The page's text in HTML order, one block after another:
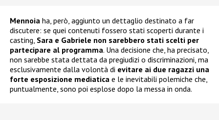
Mennoia ha, però, aggiunto un dettaglio destinato a far
discutere: se quei contenuti fossero stati scoperti durante i
casting, Sara e Gabriele non sarebbero stati scelti per
partecipare al programma. Una decisione che, ha precisato,
non sarebbe stata dettata da pregiudizi o discriminazioni, ma
esclusivamente dalla volontà di evitare ai due ragazzi una
forte esposizione mediatica e le inevitabili polemiche che,
puntualmente, sono poi esplose dopo la messa in onda.